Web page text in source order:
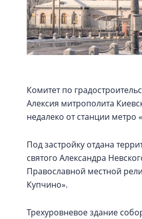
Комитет по
Алексия митрополита
недалеко от станции метро
Под застройку отдана
святого Александра
Православной местной
Купчино».
Трехуровневое здание